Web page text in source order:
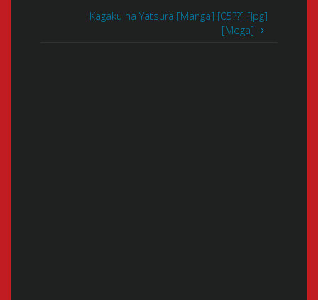
Kagaku na Yatsura [Manga] [05??] [Jpg]
[Mega]